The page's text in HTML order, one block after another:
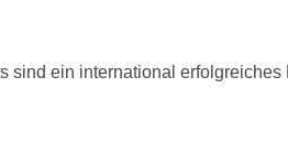
ein international